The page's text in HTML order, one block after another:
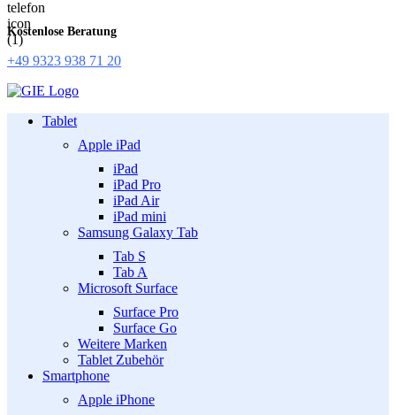
Kostenlose Beratung
+49 9323 938 71 20
Tablet
Apple iPad
iPad
iPad Pro
iPad Air
iPad mini
Samsung Galaxy Tab
Tab S
Tab A
Microsoft Surface
Surface Pro
Surface Go
Weitere Marken
Tablet Zubehör
Smartphone
Apple iPhone